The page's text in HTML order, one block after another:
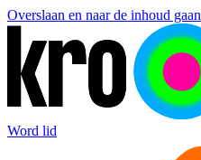
Overslaan en naar de inhoud gaan
Word lid